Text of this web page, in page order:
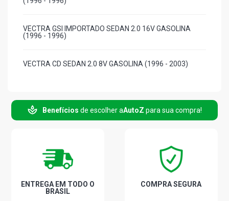
VECTRA GSI IMPORTADO SEDAN 2.0 16V GASOLINA
(1996 - 1996)
VECTRA CD SEDAN 2.0 8V GASOLINA (1996 - 2003)
VECTRA GL SEDAN 2.0 8V GASOLINA (1997 - 2003)
VECTRA GL SEDAN 2.0 8V GASOLINA (1997 - 2003)
Benefícios de escolher aAutoZ para sua compra!
ENTREGA EM TODO O
BRASIL
COMPRA SEGURA